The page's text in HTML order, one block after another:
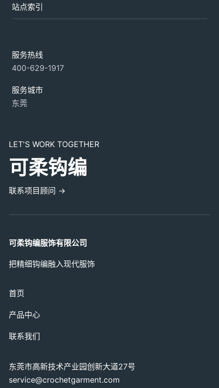
站点索引
服务热线
400-629-1917
服务城市
东莞
LET'S WORK TOGETHER
可柔钩编
联系项目顾问 →
可柔钩编服饰有限公司
把精细钩编融入现代服饰
首页
产品中心
联系我们
东莞市高新技术产业园创新大道27号
service@crochetgarment.com